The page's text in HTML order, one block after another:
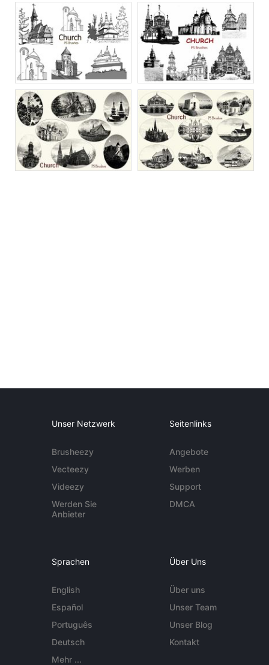
Unser Netzwerk
Brusheezy
Vecteezy
Videezy
Werden Sie
Anbieter
Seitenlinks
Angebote
Werben
Support
DMCA
Sprachen
English
Español
Português
Deutsch
Mehr ...
Über Uns
Über uns
Unser Team
Unser Blog
Kontakt